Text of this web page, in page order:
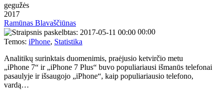
gegužės
2017
Ramūnas Blavaščiūnas
00:00
Temos: iPhone, Statistika
Analitikų surinktais duomenimis, praėjusio ketvirčio metu
„iPhone 7“ ir „iPhone 7 Plus“ buvo populiariausi išmanūs telefonai
pasaulyje ir išsaugojo „iPhone“, kaip populiariausio telefono,
vardą…